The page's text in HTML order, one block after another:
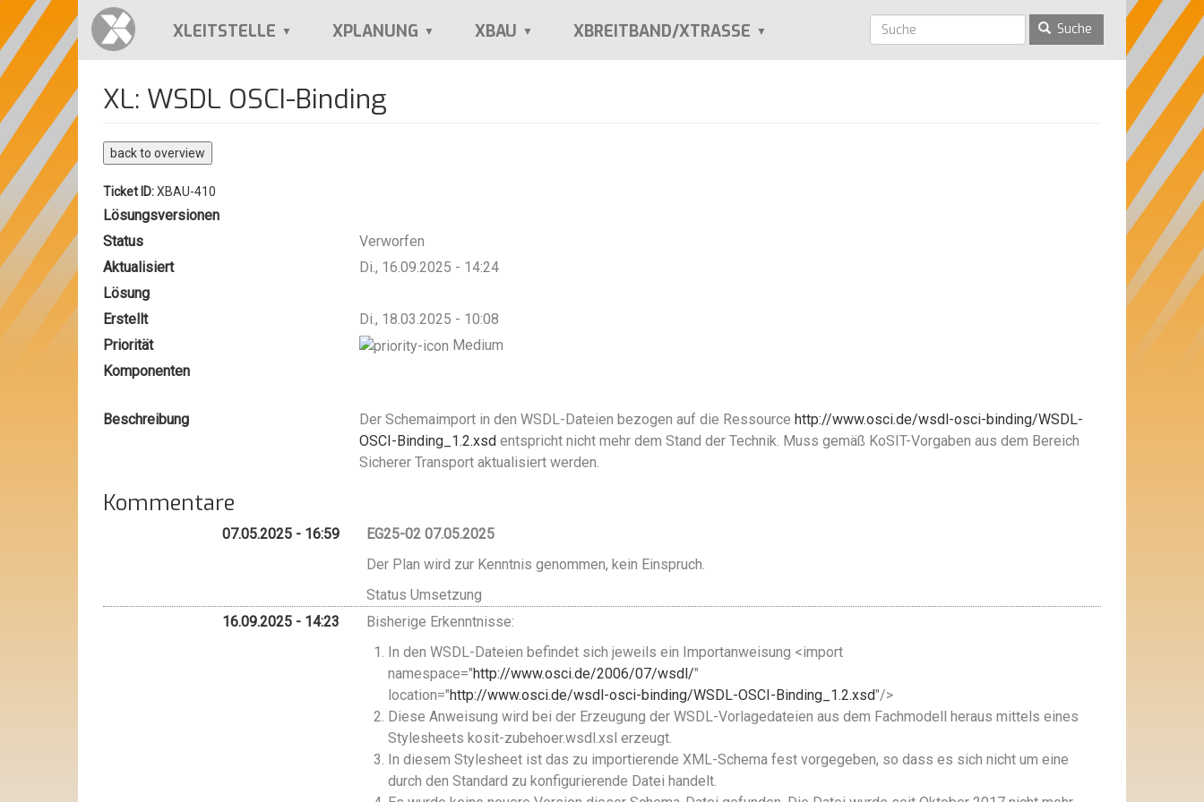
Direkt
zum
Inhalt
Suche
XLEITSTELLE XPLANUNG XBAU XBREITBAND/XTRASSE
XL: WSDL OSCI-Binding
back to overview
Ticket ID:XBAU-410
Lösungsversionen
Status
Verworfen
Aktualisiert
Di., 16.09.2025 - 14:24
Lösung
Erstellt
Di., 18.03.2025 - 10:08
Priorität
Medium
Komponenten
Beschreibung Der Schemaimport in den WSDL-Dateien bezogen auf die Ressource http://www.osci.de/wsdl-osci-binding/WSDL-
OSCI-Binding_1.2.xsd entspricht nicht mehr dem Stand der Technik. Muss gemäß KoSIT-Vorgaben aus dem Bereich
Sicherer Transport aktualisiert werden.
Kommentare
07.05.2025 - 16:59
EG25-02 07.05.2025
Der Plan wird zur Kenntnis genommen, kein Einspruch.
Status Umsetzung
16.09.2025 - 14:23
Bisherige Erkenntnisse:
In den WSDL-Dateien befindet sich jeweils ein Importanweisung <import
namespace="http://www.osci.de/2006/07/wsdl/"
location="http://www.osci.de/wsdl-osci-binding/WSDL-OSCI-Binding_1.2.xsd"/>
Diese Anweisung wird bei der Erzeugung der WSDL-Vorlagedateien aus dem Fachmodell heraus mittels eines
Stylesheets kosit-zubehoer.wsdl.xsl erzeugt.
In diesem Stylesheet ist das zu importierende XML-Schema fest vorgegeben, so dass es sich nicht um eine
durch den Standard zu konfigurierende Datei handelt.